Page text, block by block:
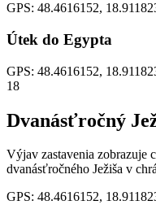
GPS: 48.4616152,
Útek do Egypta
GPS: 48.4616152,
18
Dvanásťročný
Výjav zastavenia zobrazuje
dvanásťročného Ježiša v
GPS: 48.4616152,